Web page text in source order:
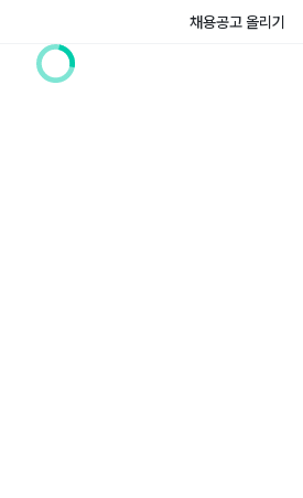
채용공고 올리기